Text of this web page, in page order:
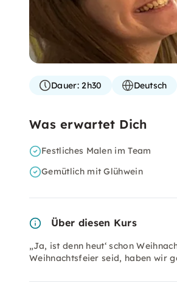
Dauer:2h30 Deutsch
Was erwartet Dich
Festliches Malen im Team
Gemütlich mit Glühwein
Über diesen Kurs
„Ja, ist denn heut‘ schon
Weihnachtsfeier seid, haben wir